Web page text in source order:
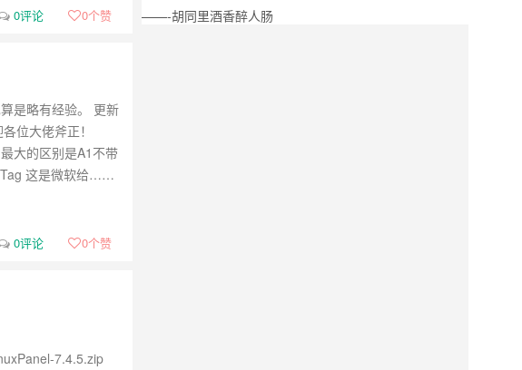
0评论 0个赞
是略有经验。 更新
位大佬斧正！
大的区别是A1不带
Tag 这是微软给……
0评论 0个赞
7.4.5.zip
——-胡同里酒香醉人肠